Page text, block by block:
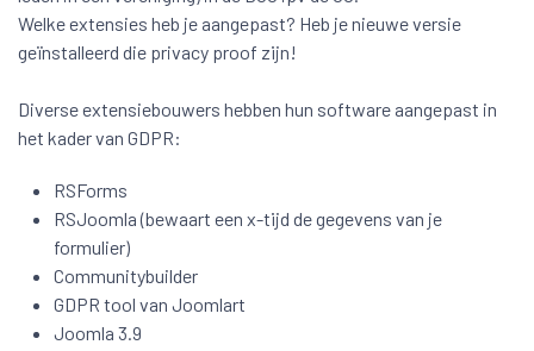
Welke extensies heb je aangepast? Heb je nieuwe versie
geïnstalleerd die privacy proof zijn!
Diverse extensiebouwers hebben hun software aangepast in
het kader van GDPR:
RSForms
RSJoomla (bewaart een x-tijd de gegevens van je
formulier)
Communitybuilder
GDPR tool van Joomlart
Joomla 3.9